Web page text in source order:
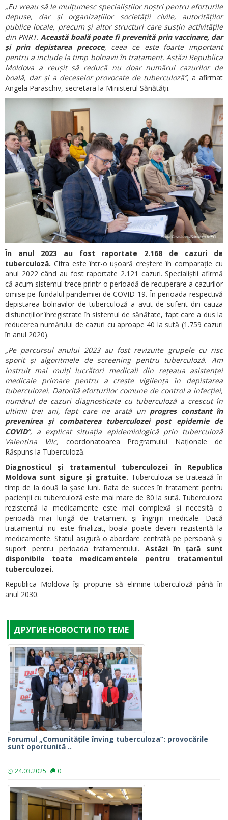
„Eu vreau să le mulțumesc specialiștilor noștri pentru eforturile
depuse, dar și organizațiilor societății civile, autorităților
publice locale, precum și altor structuri care susțin activitățile
din PNRT.Această boală poate fi prevenită prin vaccinare, dar
și prin depistarea precoce, ceea ce este foarte important
pentru a include la timp bolnavii în tratament. Astăzi Republica
Moldova a reușit să reducă nu doar numărul cazurilor de
boală, dar și a deceselor provocate de tuberculoză”, a afirmat
Angela Paraschiv, secretara la Ministerul Sănătății.
În anul 2023 au fost raportate 2.168 de cazuri de
tuberculoză. Cifra este într-o ușoară creștere în comparație cu
anul 2022 când au fost raportate 2.121 cazuri. Specialiștii afirmă
că acum sistemul trece printr-o perioadă de recuperare a cazurilor
omise pe fundalul pandemiei de COVID-19. În perioada respectivă
depistarea bolnavilor de tuberculoză a avut de suferit din cauza
disfuncțiilor înregistrate în sistemul de sănătate, fapt care a dus la
reducerea numărului de cazuri cu aproape 40 la sută (1.759 cazuri
în anul 2020).
„Pe parcursul anului 2023 au fost revizuite grupele cu risc
sporit și algoritmele de screening pentru tuberculoză. Am
instruit mai mulți lucrători medicali din rețeaua asistenței
medicale primare pentru a crește vigilența în depistarea
tuberculozei. Datorită eforturilor comune de control a infecției,
numărul de cazuri diagnosticate cu tuberculoză a crescut în
ultimii trei ani, fapt care ne arată un progres constant în
prevenirea și combaterea tuberculozei post epidemie de
COVID”, a explicat situația epidemiologică prin tuberculoză
Valentina Vilc, coordonatoarea Programului Naționale de
Răspuns la Tuberculoză.
Diagnosticul și tratamentul tuberculozei în Republica
Moldova sunt sigure și gratuite. Tuberculoza se tratează în
timp de la două la șase luni. Rata de succes în tratament pentru
pacienții cu tuberculoză este mai mare de 80 la sută. Tuberculoza
rezistentă la medicamente este mai complexă și necesită o
perioadă mai lungă de tratament și îngrijiri medicale. Dacă
tratamentul nu este finalizat, boala poate deveni rezistentă la
medicamente. Statul asigură o abordare centrată pe persoană și
suport pentru perioada tratamentului. Astăzi în țară sunt
disponibile toate medicamentele pentru tratamentul
tuberculozei.
Republica Moldova își propune să elimine tuberculoză până în
anul 2030.
ДРУГИЕ НОВОСТИ ПО ТЕМЕ
Forumul „Comunitățile înving tuberculoza”: provocările
sunt oportunită ..
24.03.2025 0